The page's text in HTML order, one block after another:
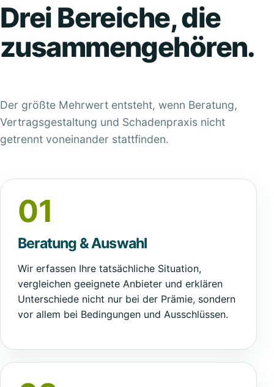
Drei Bereiche, die
zusammengehören.
Der größte Mehrwert entsteht, wenn Beratung,
Vertragsgestaltung und Schadenpraxis nicht
getrennt voneinander stattfinden.
01
Beratung & Auswahl
Wir erfassen Ihre tatsächliche Situation,
vergleichen geeignete Anbieter und erklären
Unterschiede nicht nur bei der Prämie, sondern
vor allem bei Bedingungen und Ausschlüssen.